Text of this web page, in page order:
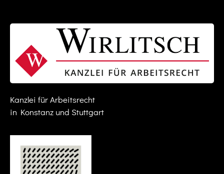
Kanzlei für Arbeitsrecht
in Konstanz und Stuttgart